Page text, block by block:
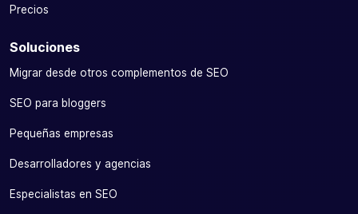
Precios
Soluciones
Migrar desde otros complementos de SEO
SEO para bloggers
Pequeñas empresas
Desarrolladores y agencias
Especialistas en SEO